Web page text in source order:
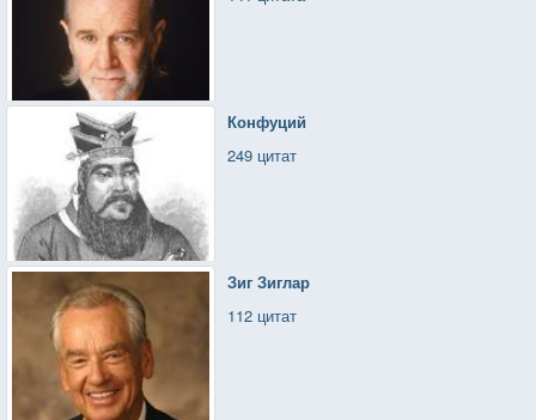
Конфуций
249 цитат
Зиг Зиглар
112 цитат